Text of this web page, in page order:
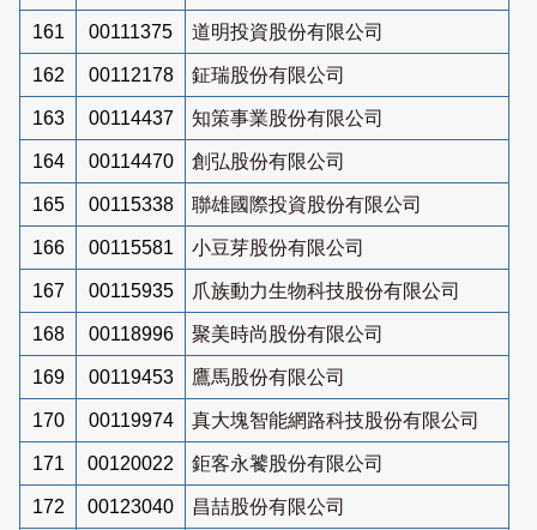
161 00111375 道明投資股份有限公司
162 00112178 鉦瑞股份有限公司
163 00114437 知策事業股份有限公司
164 00114470 創弘股份有限公司
165 00115338 聯雄國際投資股份有限公司
166 00115581 小豆芽股份有限公司
167 00115935 爪族動力生物科技股份有限公司
168 00118996 聚美時尚股份有限公司
169 00119453 鷹馬股份有限公司
170 00119974 真大塊智能網路科技股份有限公司
171 00120022 鉅客永饕股份有限公司
172 00123040 昌喆股份有限公司